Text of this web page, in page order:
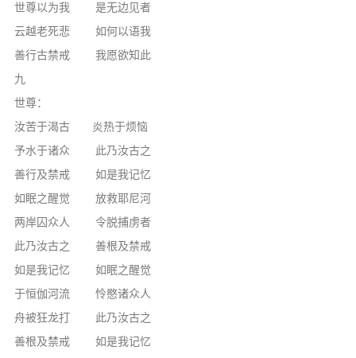
世尊以为我 是无边见者
云越老死悲 如何以语我
善行古禁戒 我愿欲知此
九
世尊：
汝苦于渴古 炎热于烦恼
予水于诸众 此乃汝古之
善行及禁戒 如是我记忆
如眠之醒觉 放救耶尼河
两岸囚众人 令脱捕虏者
此乃汝古之 善根及禁戒
如是我记忆 如眠之醒觉
于恒伽河流 怜愍诸众人
舟被狂龙打 此乃汝古之
善根及禁戒 如是我记忆